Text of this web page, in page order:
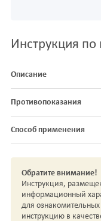
Инструкция
Описание
Противопоказания
Способ применения
Обратите внимание!
Инструкция,
информационный
для
инструкцию в